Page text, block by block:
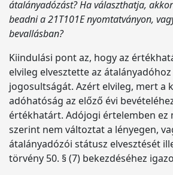
átalányadózást? Ha választhatja,
beadni a 21T101E nyomtatványon,
bevallásban?
Kiindulási pont az, hogy az
elvileg elvesztette az
jogosultságát. Azért elvileg, mert a
adóhatóság az előző évi
értékhatárt. Adójogi értelemben ez
szerint nem változtat a lényegen,
átalányadózói státusz elvesztését
törvény 50. § (7) bekezdéséhez